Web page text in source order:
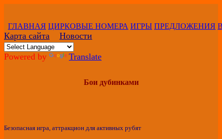
ГЛАВНАЯ ЦИРКОВЫЕ НОМЕРА ИГРЫ ПРЕДЛОЖЕНИЯ
Карта сайта Новости
Powered by Translate
Бои дубинками
Безопасная игра, аттракцион для активных рубят